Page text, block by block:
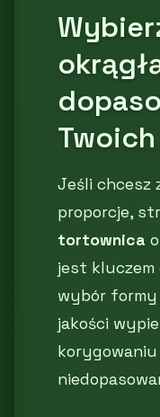
Jeśli chcesz
proporcje,
tortownica
jest kluczem
wybór formy
jakości